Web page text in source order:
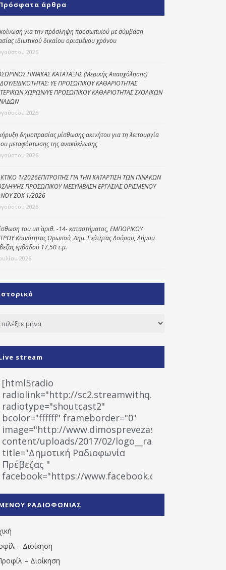
Kοινωνικό
φαρμακείο
Πρόγραμμα
“Βοήθεια στο σπίτι”
Κέντρο Ημερήσιας
Φροντίδας
άρθρα
για την πρόσληψη προσωπικού με σύμβαση
ιδιωτικού δικαίου ορισμένου χρόνου
2026
ΠΙΝΑΚΑΣ ΚΑΤΑΤΑΞΗΣ (Μερικής Απασχόλησης)
ΕΙΔΙΚΟΤΗΤΑΣ: ΥΕ ΠΡΟΣΩΠΙΚΟΥ ΚΑΘΑΡΙΟΤΗΤΑΣ
ΧΩΡΩΝ/ΥΕ ΠΡΟΣΩΠΙΚΟΥ ΚΑΘΑΡΙΟΤΗΤΑΣ ΣΧΟΛΙΚΩΝ
2026
δημοπρασίας μίσθωσης ακινήτου για τη λειτουργία
μεταφόρτωσης της ανακύκλωσης
2026
1/2026ΕΠΙΤΡΟΠΗΣ ΓΙΑ ΤΗΝ ΚΑΤΑΡΤΙΣΗ ΤΩΝ ΠΙΝΑΚΩΝ
ΠΡΟΣΩΠΙΚΟΥ ΜΕΣΥΜΒΑΣΗ ΕΡΓΑΣΙΑΣ ΟΡΙΣΜΕΝΟΥ
ΣΟΧ 1/2026
2026
του υπ΄ αριθ. -14- καταστήματος, ΕΜΠΟΡΙΚΟΥ
Κοινότητας Ωρωπού, Δημ. Ενότητας Λούρου, Δήμου
εμβαδού 17,50 τ.μ.
2026
stream
[html5radio
radiolink="http://sc2.streamwithq.com:8028/
radiotype="shoutcast2"
bcolor="ffffff" frameborder="0"
image="http://www.dimosprevezas.gr/wp-
content/uploads/2017/02/logo__radiofonias.jpg"
title="Δημοτική Ραδιοφωνία
Πρέβεζας "
facebook="https://www.facebook.com/
1531194763766854/" artist="" ]
ΡΑΔΙΟΦΩΝΙΑΣ
– Διοίκηση
– Διοίκηση